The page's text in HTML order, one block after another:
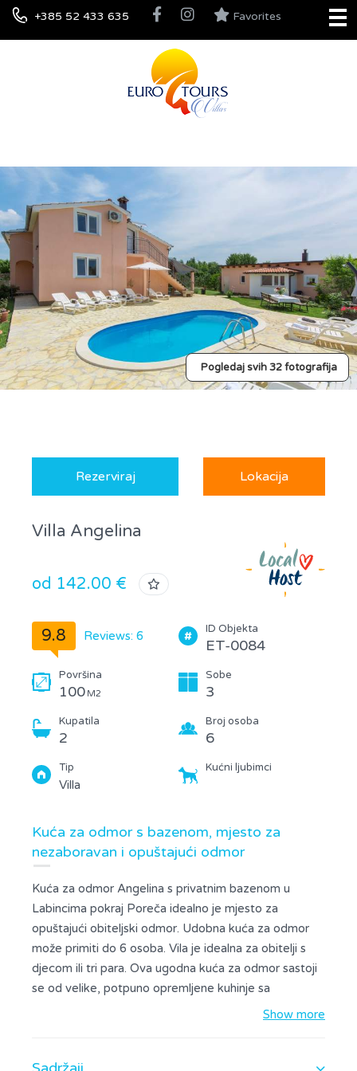
+385 52 433 635 Favorites
Pogledaj svih 32 fotografija
Rezerviraj Lokacija
Villa Angelina
od 142.00 €
9.8 Reviews: 6 ID Objekta
ET-0084
Površina
100 M2
Sobe
3
Kupatila
2
Broj osoba
6
Tip
Villa
Kućni ljubimci
Kuća za odmor s bazenom, mjesto za
nezaboravan i opuštajući odmor
Kuća za odmor Angelina s privatnim bazenom u
Labincima pokraj Poreča idealno je mjesto za
opuštajući obiteljski odmor. Udobna kuća za odmor
može primiti do 6 osoba. Vila je idealna za obitelji s
djecom ili tri para. Ova ugodna kuća za odmor sastoji
se od velike, potpuno opremljene kuhinje sa
suvremenim aparatima za kuhanje, stola za
terasu opremljenu vrtnom garniturom i ležaljkama na
Show more